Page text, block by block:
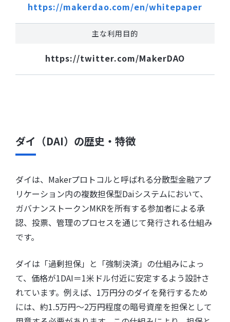
https://makerdao.com/en/whitepaper
主な利用目的
https://twitter.com/MakerDAO
ダイ（DAI）の歴史・特徴
ダイは、Makerプロトコルと呼ばれる分散型金融アプ
リケーション内の複数担保型Daiシステムにおいて、
ガバナンストークンMKRを所有する参加者による承
認、投票、管理のプロセスを通じて発行される仕組み
です。
ダイは「過剰担保」と「強制決済」の仕組みによっ
て、価格が1DAI＝1米ドル付近に安定するよう設計さ
れています。例えば、1万円分のダイを発行するため
には、約1.5万円〜2万円程度の暗号資産を担保として